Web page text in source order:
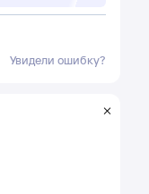
Увидели ошибку?